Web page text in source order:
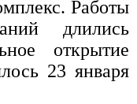
Работы
длились
открытие
23 января